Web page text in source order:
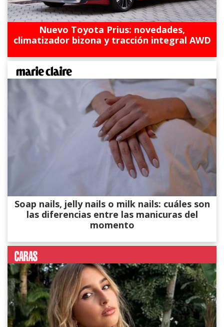
Nuevo Toyota Prius: novedades,
climatizador bizona y tracción integral AWD
Soap nails, jelly nails o milk nails: cuáles son
las diferencias entre las manicuras del
momento